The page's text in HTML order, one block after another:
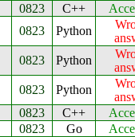
0823 C++
0823 Python
0823 Python
0823 Python
0823 C++
0823 Go